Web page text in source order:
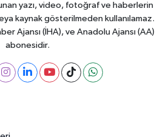
yazı, video, fotoğraf ve haberlerin
kaynak gösterilmeden kullanılamaz.
Ajansı (İHA), ve Anadolu Ajansı (AA)
abonesidir.